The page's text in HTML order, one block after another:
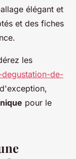
élégant et
et des fiches
les
de-
pour le